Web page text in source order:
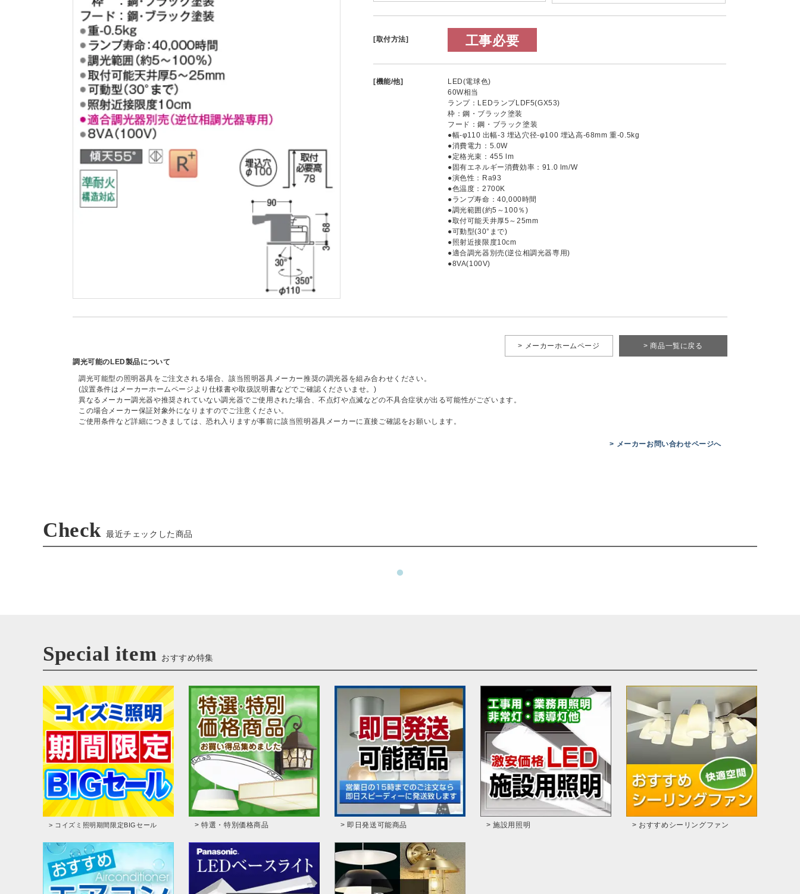
[取付方法] 工事必要
[機能/他]
LED(電球色)
60W相当
ランプ：LEDランプLDF5(GX53)
枠：鋼・ブラック塗装
フード：鋼・ブラック塗装
●幅-φ110 出幅-3 埋込穴径-φ100 埋込高-68mm 重-0.5kg
●消費電力：5.0W
●定格光束：455 lm
●固有エネルギー消費効率：91.0 lm/W
●演色性：Ra93
●色温度：2700K
●ランプ寿命：40,000時間
●調光範囲(約5～100％)
●取付可能天井厚5～25mm
●可動型(30°まで)
●照射近接限度10cm
●適合調光器別売(逆位相調光器専用)
●8VA(100V)
> 商品一覧に戻る
> メーカーホームページ
調光可能のLED製品について
調光可能型の照明器具をご注文される場合、該当照明器具メーカー推奨の調光器を組み合わせください。
(設置条件はメーカーホームページより仕様書や取扱説明書などでご確認くださいませ。)
異なるメーカー調光器や推奨されていない調光器でご使用された場合、不点灯や点滅などの不具合症状が出る可能性がございます。
この場合メーカー保証対象外になりますのでご注意ください。
ご使用条件など詳細につきましては、恐れ入りますが事前に該当照明器具メーカーに直接ご確認をお願いします。
> メーカーお問い合わせページへ
Check 最近チェックした商品
Special item おすすめ特集
> コイズミ照明期間限定BIGセール > 特選・特別価格商品 > 即日発送可能商品 > 施設用照明 > おすすめシーリングファン